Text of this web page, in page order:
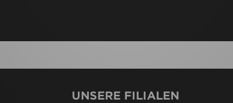
UNSERE FILIALEN